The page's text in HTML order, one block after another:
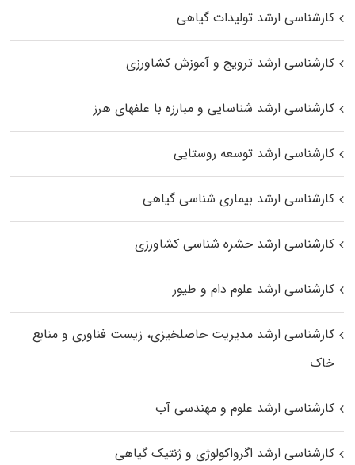
کارشناسی ارشد تولیدات گیاهی
کارشناسی ارشد ترویج و آموزش کشاورزی
کارشناسی ارشد شناسایی و مبارزه با علفهای هرز
کارشناسی ارشد توسعه روستایی
کارشناسی ارشد بیماری‌ شناسی گیاهی
کارشناسی ارشد حشره‌ شناسی کشاورزی
کارشناسی ارشد علوم دام و طیور
کارشناسی ارشد مدیریت حاصلخیزی، زیست فناوری و منابع
خاک
کارشناسی ارشد علوم و مهندسی آب
کارشناسی ارشد اگرواکولوژی و ژنتیک گیاهی